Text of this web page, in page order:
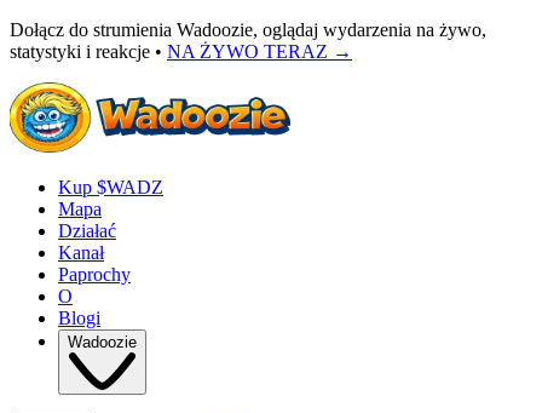
Dołącz do strumienia Wadoozie, oglądaj wydarzenia na żywo,
statystyki i reakcje • NA ŻYWO TERAZ →
Kup $WADZ
Mapa
Działać
Kanał
Paprochy
O
Blogi
Wadoozie